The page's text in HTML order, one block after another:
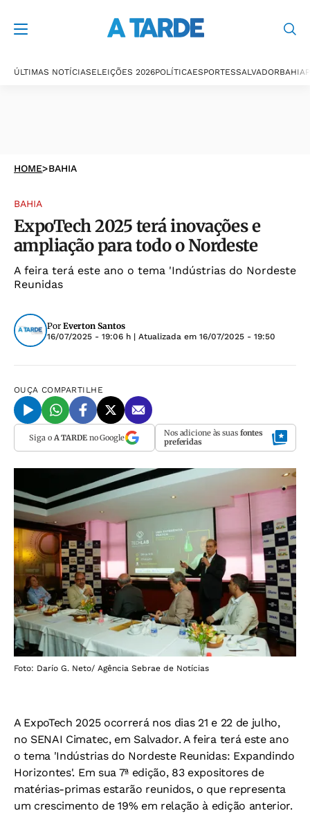
ÚLTIMAS NOTÍCIASELEIÇÕES 2026POLÍTICAESPORTESSALVADORBAHIA
HOME>BAHIA
BAHIA
ExpoTech 2025 terá inovações e
ampliação para todo o Nordeste
A feira terá este ano o tema 'Indústrias do Nordeste
Reunidas
Por Everton Santos
16/07/2025 - 19:06 h | Atualizada em 16/07/2025 - 19:50
OUÇA COMPARTILHE
Siga o A TARDEno Google Nos adicione às suas fontes
preferidas
Foto: Darío G. Neto/ Agência Sebrae de Notícias
A ExpoTech 2025 ocorrerá nos dias 21 e 22 de julho,
no SENAI Cimatec, em Salvador. A feira terá este ano
o tema 'Indústrias do Nordeste Reunidas: Expandindo
Horizontes'. Em sua 7ª edição, 83 expositores de
matérias-primas estarão reunidos, o que representa
um crescimento de 19% em relação à edição anterior.